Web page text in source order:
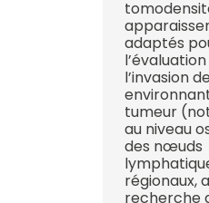
adaptés
l’invasion
tumeur
au niveau
des nœuds
régionaux,
recherche